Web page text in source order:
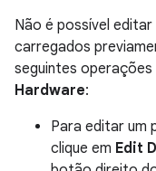
Não é possível
carregados
seguintes
Hardware:
Para editar um
clique em Edit